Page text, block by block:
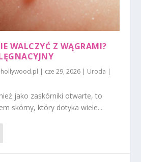
WALCZYĆ Z WĄGRAMI?
| cze 29, 2026 | Uroda |
jako zaskórniki otwarte, to
skórny, który dotyka wiele...